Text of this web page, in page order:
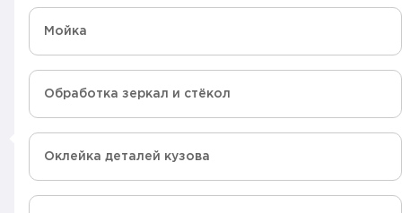
Мойка
Обработка зеркал и стёкол
Оклейка деталей кузова